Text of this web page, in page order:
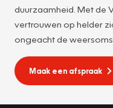
duurzaamheid. Met de
vertrouwen op helder
ongeacht de
Maak een afspraak